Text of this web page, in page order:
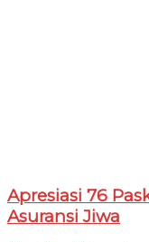
Apresiasi 76
Asuransi Jiwa